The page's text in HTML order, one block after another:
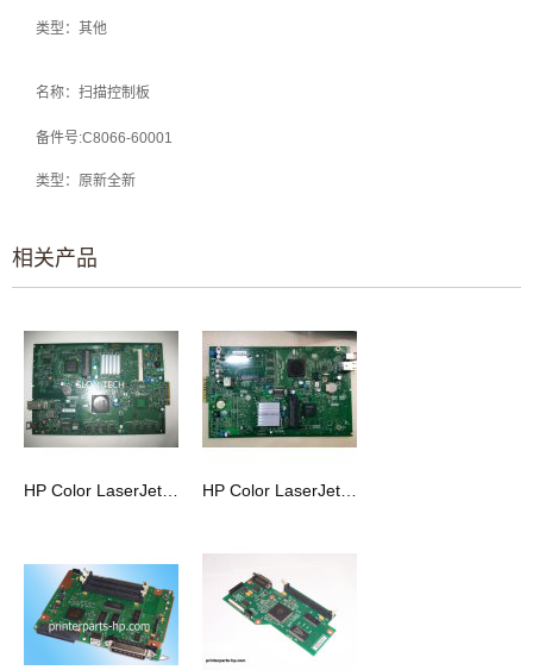
类型：其他
名称：扫描控制板
备件号:C8066-60001
类型 ： 原新全新
相关产品
HP Color LaserJet CM1312nf 格式化板 HP Color LaserJet CP5525主板